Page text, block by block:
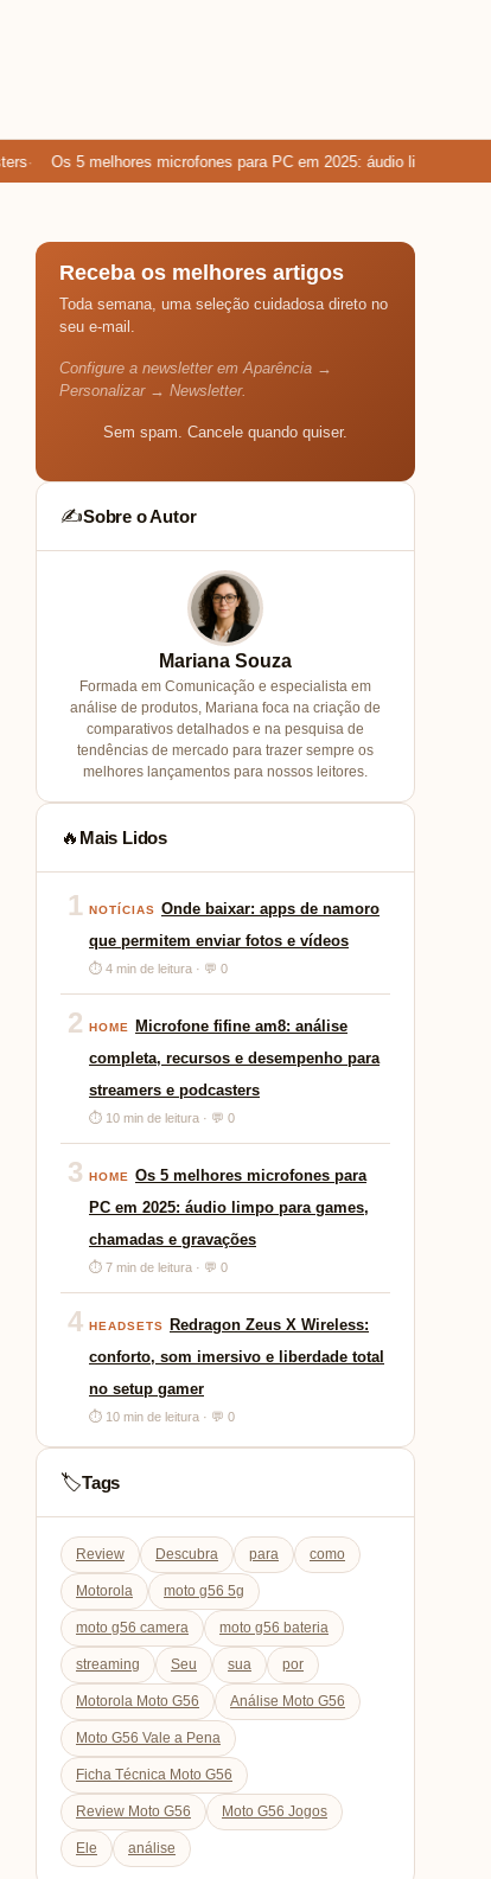
Os 5 melhores microfones para PC em 2025: áudio limpo para
Receba os melhores artigos
Toda semana, uma seleção cuidadosa direto no
seu e-mail.
Configure a newsletter em Aparência →
Personalizar → Newsletter.
Sem spam. Cancele quando quiser.
✍️Sobre o Autor
Mariana Souza
Formada em Comunicação e especialista em
análise de produtos, Mariana foca na criação de
comparativos detalhados e na pesquisa de
tendências de mercado para trazer sempre os
melhores lançamentos para nossos leitores.
🔥 Mais Lidos
1 NOTÍCIAS Onde baixar: apps de namoro
que permitem enviar fotos e vídeos
⏱ 4 min de leitura · 💬 0
2 HOME
Microfone fifine am8: análise
completa, recursos e desempenho para
streamers e podcasters
⏱ 10 min de leitura · 💬 0
3 HOME
Os 5 melhores microfones para
PC em 2025: áudio limpo para games,
chamadas e gravações
⏱ 7 min de leitura · 💬 0
4 HEADSETS
Redragon Zeus X Wireless:
conforto, som imersivo e liberdade total
no setup gamer
⏱ 10 min de leitura · 💬 0
🏷️Tags
Review Descubra para como
Motorola moto g56 5g
moto g56 camera moto g56 bateria
streaming Seu sua por
Motorola Moto G56 Análise Moto G56
Moto G56 Vale a Pena
Ficha Técnica Moto G56
Review Moto G56 Moto G56 Jogos
Ele análise